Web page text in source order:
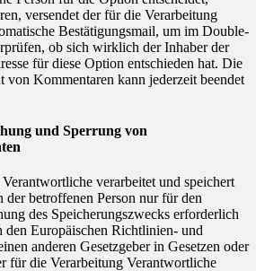
versendet der für die Verarbeitung
Bestätigungsmail, um im Double-
ob sich wirklich der Inhaber der
für diese Option entschieden hat. Die
von Kommentaren kann jederzeit beendet
und Sperrung von
verarbeitet und speichert
der betroffenen Person nur für den
des Speicherungszwecks erforderlich
den Europäischen Richtlinien- und
anderen Gesetzgeber in Gesetzen oder
für die Verarbeitung Verantwortliche